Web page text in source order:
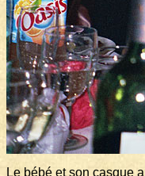
Le bébé et son casque